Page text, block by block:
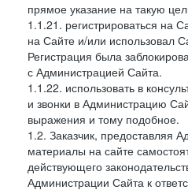
прямое указание на такую
1.1.21. регистрироваться на
на Сайте и/или использовал
Регистрация была
с Администрацией Сайта.
1.1.22. использовать в
и звонки в Администрацию
выражения и тому подобное.
1.2. Заказчик,
материалы на сайте
действующего
Администрации Сайта к